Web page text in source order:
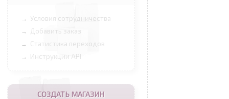
→ Условия сотрудничества
→ Добавить заказ
→ Статистика переходов
→ Инструкции API
СОЗДАТЬ МАГАЗИН